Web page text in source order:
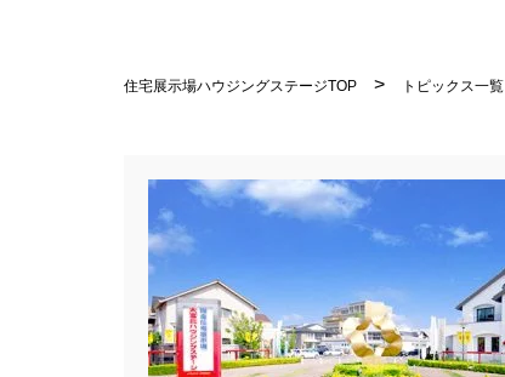
住宅展示場ハウジングステージTOP トピックス一覧